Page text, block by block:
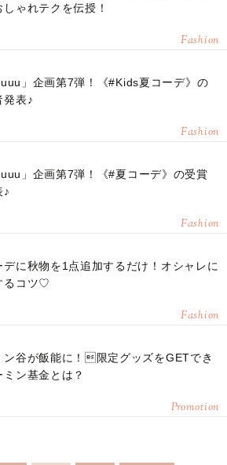
しゃれテクを伝授！
Fashion
」企画第7弾！《#Kids夏コーデ》の
発表♪
Fashion
」企画第7弾！《#夏コーデ》の受賞
♪
Fashion
デに秋物を1点追加するだけ！オシャレに
るコツ♡
Fashion
ン谷が飯能に！限定グッズをGETでき
ミン基金とは？
Promotion